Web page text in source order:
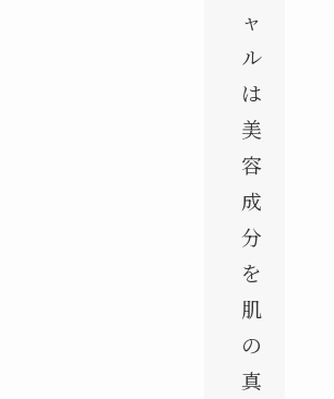
ャ
ル
は
美
容
成
分
を
肌
の
真